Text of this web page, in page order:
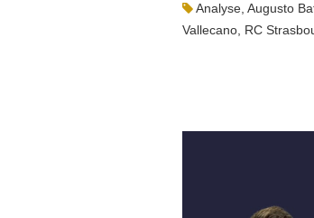
Analyse Augusto
Vallecano RC